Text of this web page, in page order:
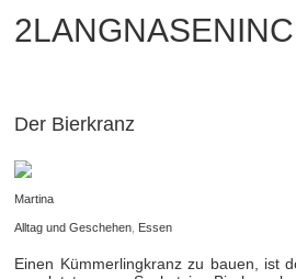
Der Bierkranz
Martina
Alltag und Geschehen, Essen
Einen Kümmerlingkranz zu bauen, ist